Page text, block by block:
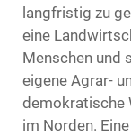
langfristig zu
eine
Menschen und
eigene Agrar-
demokratische
im Norden.